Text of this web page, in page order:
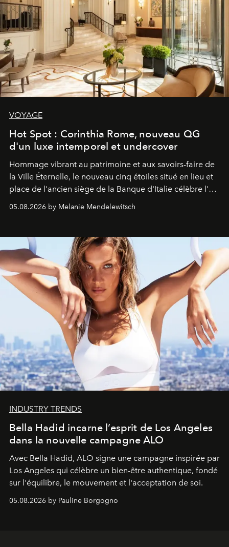
VOYAGE
Hot Spot : Corinthia Rome, nouveau QG
d'un luxe intemporel et undercover
Hommage vibrant au patrimoine et aux savoirs-faire de
la Ville Éternelle, le nouveau cinq étoiles situé en lieu et
place de l'ancien siège de la Banque d'Italie célèbre l'art
de vivre Romain dans toute son élégance intemporelle.
05.08.2026 by Melanie Mendelewitsch
INDUSTRY TRENDS
Bella Hadid incarne l’esprit de Los Angeles
dans la nouvelle campagne ALO
Avec Bella Hadid, ALO signe une campagne inspirée par
Los Angeles qui célèbre un bien-être authentique, fondé
sur l'équilibre, le mouvement et l'acceptation de soi.
05.08.2026 by Pauline Borgogno